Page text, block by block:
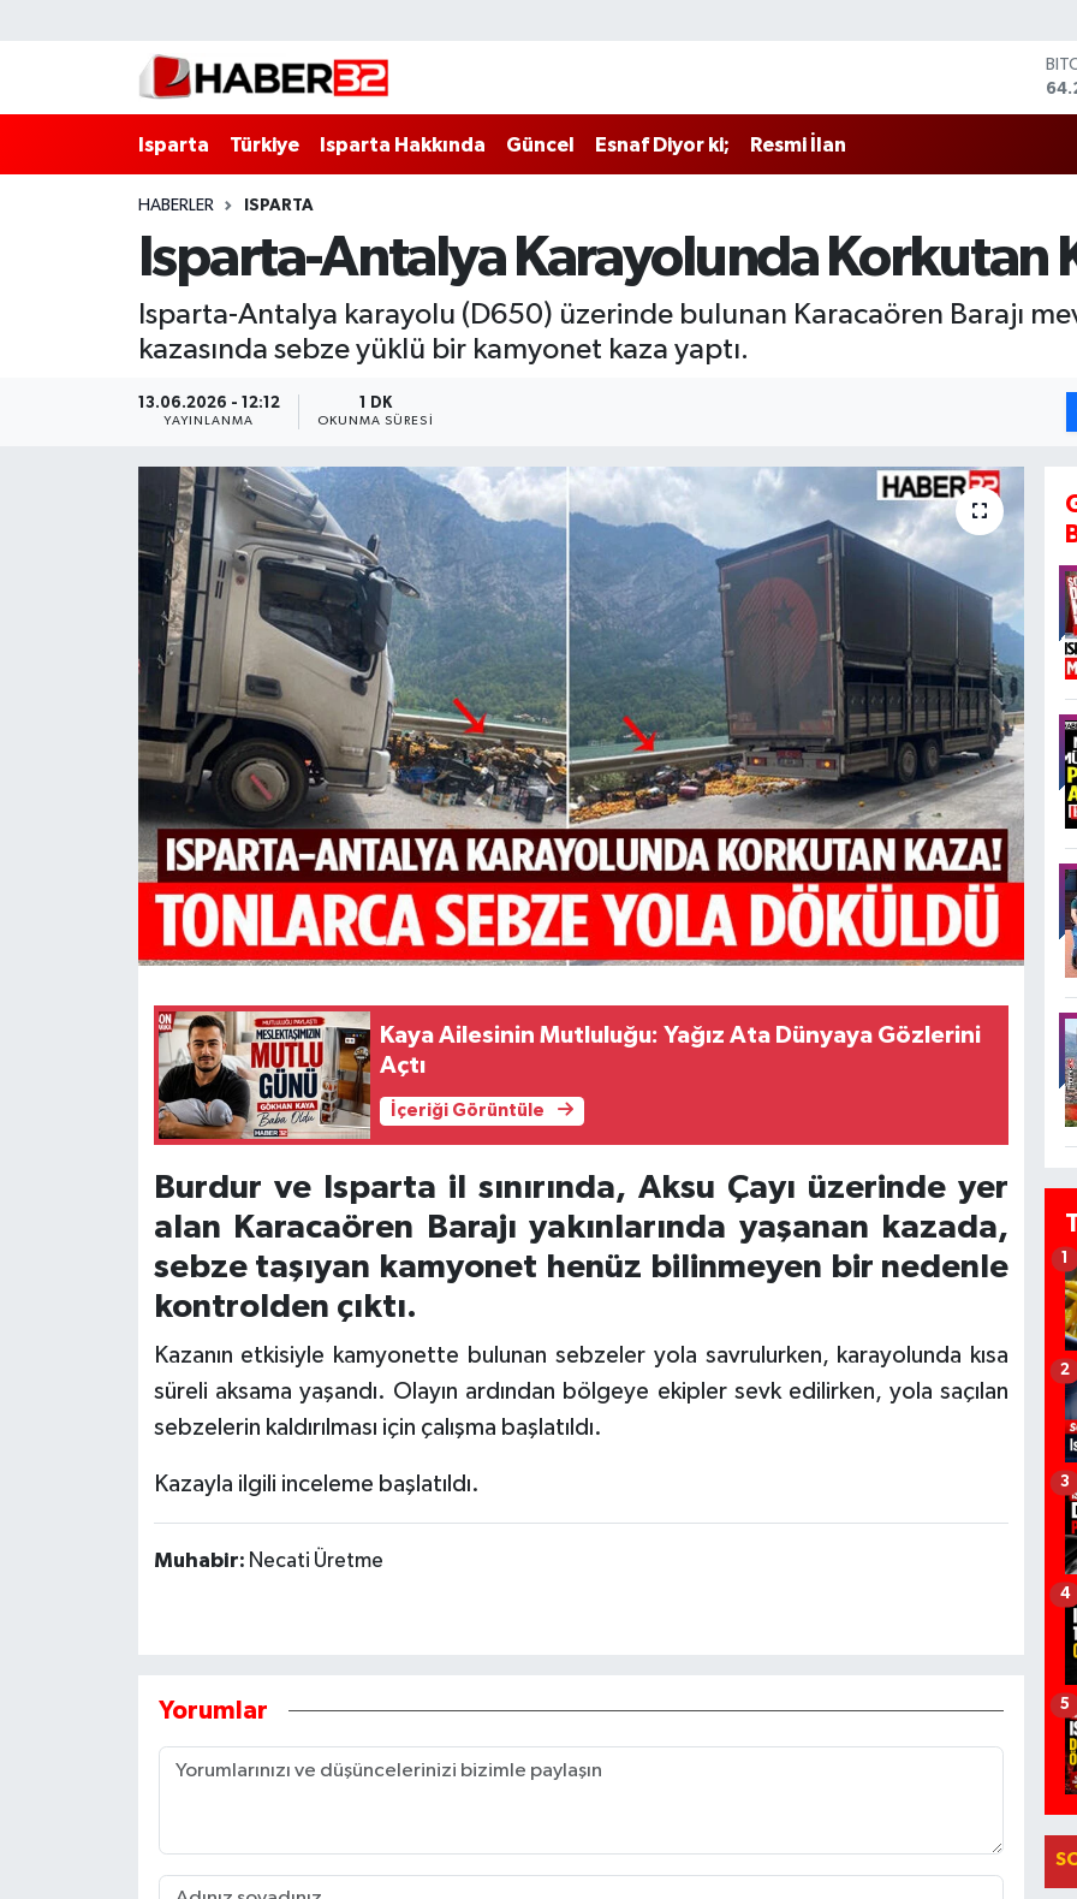
Isparta Türkiye Isparta Hakkında Güncel Esnaf Diyor ki; Resmi İlan
HABERLER ISPARTA
Isparta-Antalya Karayolunda Korkutan
Isparta-Antalya karayolu (D650) üzerinde bulunan Karacaören Barajı
kazasında sebze yüklü bir kamyonet kaza yaptı.
13.06.2026 - 12:12
YAYINLANMA
1 DK
OKUNMA SÜRESI
Kaya Ailesinin Mutluluğu: Yağız Ata Dünyaya Gözlerini
Açtı
İçeriği Görüntüle
Burdur ve Isparta il sınırında, Aksu Çayı üzerinde yer
alan Karacaören Barajı yakınlarında yaşanan kazada,
sebze taşıyan kamyonet henüz bilinmeyen bir nedenle
kontrolden çıktı.
Kazanın etkisiyle kamyonette bulunan sebzeler yola savrulurken, karayolunda kısa
süreli aksama yaşandı. Olayın ardından bölgeye ekipler sevk edilirken, yola saçılan
sebzelerin kaldırılması için çalışma başlatıldı.
Kazayla ilgili inceleme başlatıldı.
Muhabir: Necati Üretme
Yorumlar
1
2
3
4
5
Isparta Hakkında
Esnaf Diyor ki;
BİLİM VE TEKNOLOJİ
EĞİTİM
HABERDE İNSAN
KÜLTÜR SANAT
MAGAZİN
POLİTİKA
RESMİ İLANLAR
Tarihi Yapılarımız
Isparta Nöbetçi Eczaneler
Isparta Hava Durumu
Isparta Trafik Yoğunluk Haritası
Süper Lig Puan Durumu ve Fikstür
Tüm Manşetler
Son Dakika Haberleri